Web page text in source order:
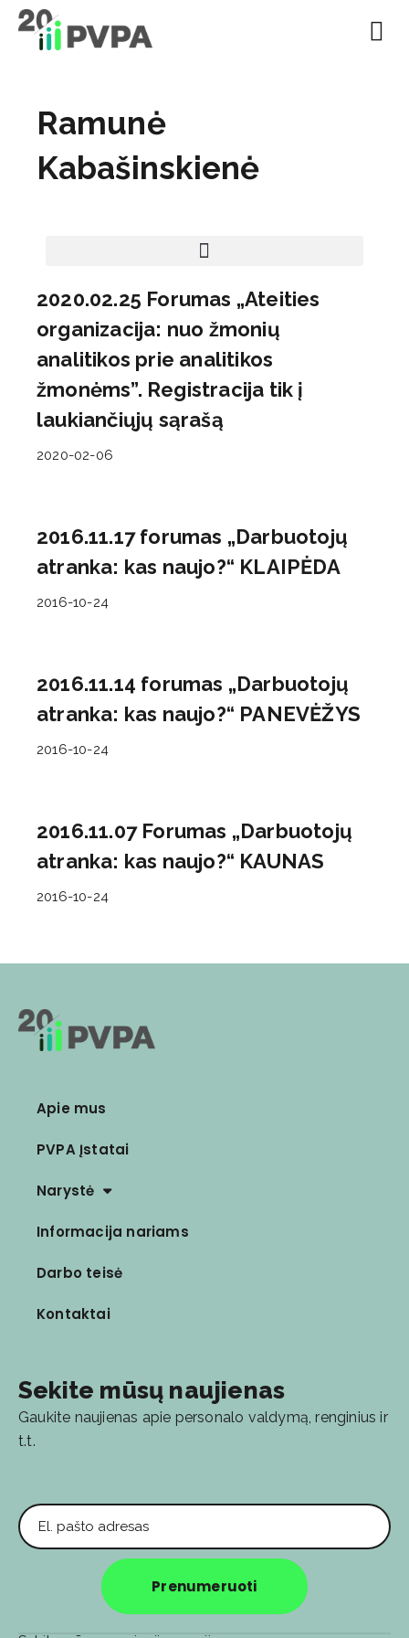
Ramunė
Kabašinskienė
2020.02.25 Forumas „Ateities
organizacija: nuo žmonių
analitikos prie analitikos
žmonėms”. Registracija tik į
laukiančiųjų sąrašą
2020-02-06
2016.11.17 forumas „Darbuotojų
atranka: kas naujo?“ KLAIPĖDA
2016-10-24
2016.11.14 forumas „Darbuotojų
atranka: kas naujo?“ PANEVĖŽYS
2016-10-24
2016.11.07 Forumas „Darbuotojų
atranka: kas naujo?“ KAUNAS
2016-10-24
Apie mus
PVPA Įstatai
Narystė
Informacija nariams
Darbo teisė
Kontaktai
Sekite mūsų naujienas
Gaukite naujienas apie personalo valdymą, renginius ir
t.t.
Prenumeruoti